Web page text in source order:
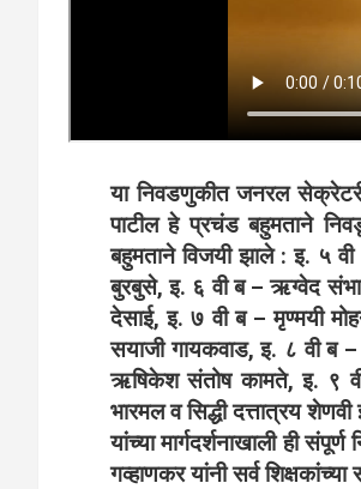
या निवडणुकीत जनरल
पाटील हे प्रचंड बहुमताने
बहुमताने विजयी झाले : इ. ५
बुरबुसे, इ. ६ वी ब – ऋग्वेद
देसाई, इ. ७ वी ब – मृण्मयी
सयाजी गायकवाड, इ. ८ वी ब
ऋषिकेश संतोष कामते, इ. ९
भारमल व सिद्धी दत्तात्रय
यांच्या मार्गदर्शनाखाली ही
गव्हाणकर यांनी सर्व